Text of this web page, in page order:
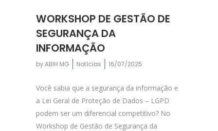
WORKSHOP DE GESTÃO DE
SEGURANÇA DA
INFORMAÇÃO
byABIH MG Notícias 16/07/2025
Você sabia que a segurança da informação e
a Lei Geral de Proteção de Dados – LGPD
podem ser um diferencial competitivo? No
Workshop de Gestão de Segurança da